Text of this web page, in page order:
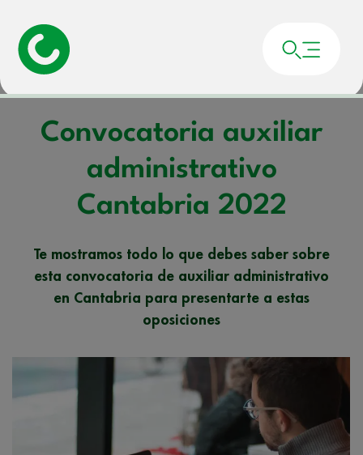
Portada»
Convocatoria auxiliar
administrativo
Cantabria 2022
Te mostramos todo lo que debes saber sobre
esta convocatoria de auxiliar administrativo
en Cantabria para presentarte a estas
oposiciones